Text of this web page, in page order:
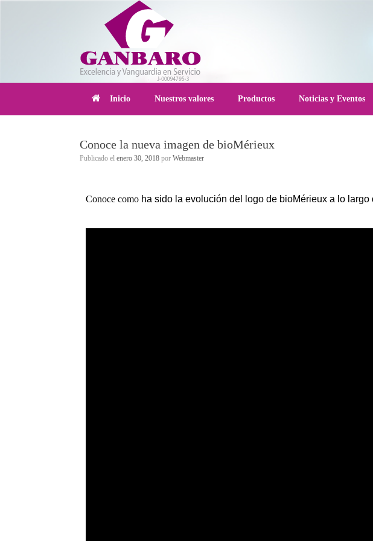
Inicio Nuestros valores Productos Noticias y Eventos
Conoce la nueva imagen de bioMérieux
Publicado el enero 30, 2018 por Webmaster
Conoce como ha sido la evolución del logo de bioMérieux a lo